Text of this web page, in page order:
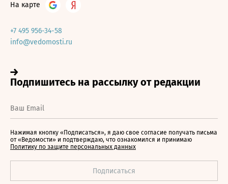
На карте
+7 495 956-34-58
info@vedomosti.ru
Нажимая кнопку «Подписаться», я даю свое согласие получать письма
от «Ведомости» и подтверждаю, что ознакомился и принимаю
Политику по защите персональных данных